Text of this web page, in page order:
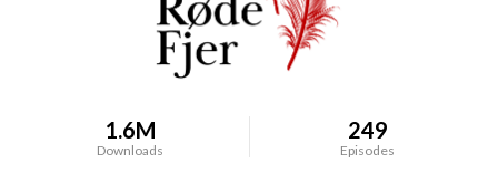
1.6M
Downloads
249
Episodes